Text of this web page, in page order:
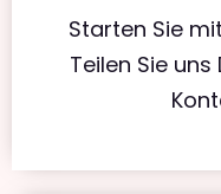
Starten Sie
Teilen Sie